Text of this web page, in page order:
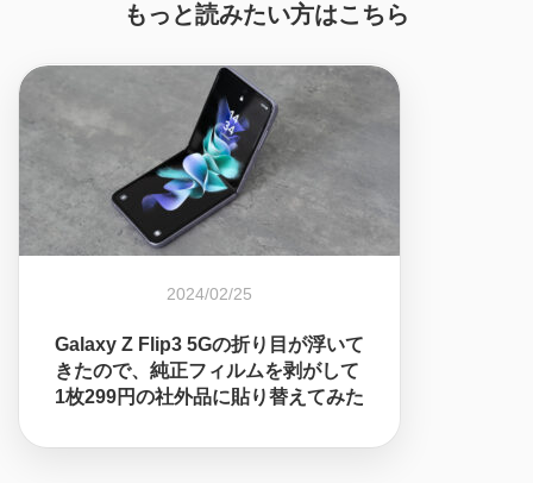
もっと読みたい方はこちら
2024/02/25
Galaxy Z Flip3 5Gの折り目が浮いて
きたので、純正フィルムを剥がして
1枚299円の社外品に貼り替えてみた